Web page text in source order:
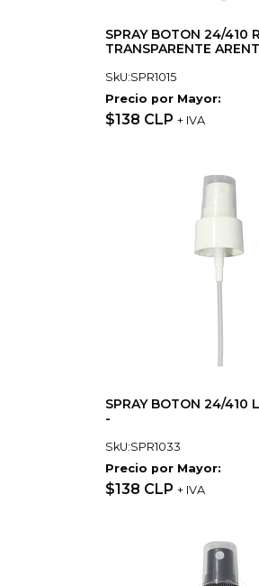
SPRAY BOTON 24/410
TRANSPARENTE
SkU:SPR1015
Precio por Mayor:
$138 CLP + IVA
SPRAY BOTON 24/410
-
SkU:SPR1033
Precio por Mayor:
$138 CLP + IVA